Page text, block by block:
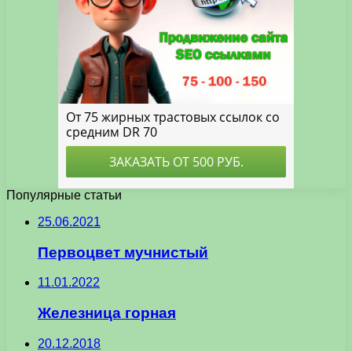
Популярные статьи
25.06.2021
Первоцвет мучнистый
11.01.2022
Железница горная
20.12.2018